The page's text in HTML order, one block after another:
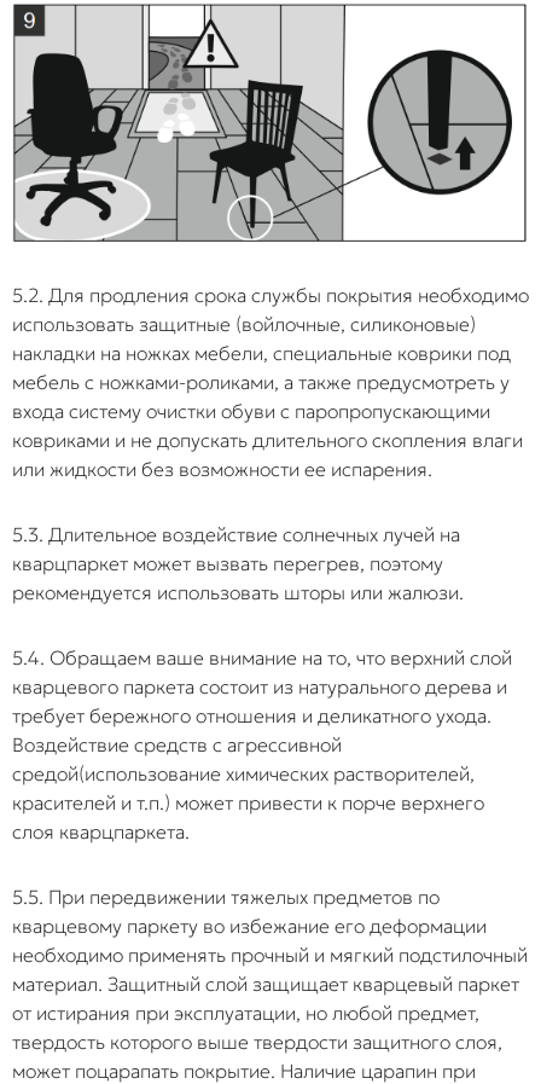
5.2. Для продления срока службы покрытия необходимо
использовать защитные (войлочные, силиконовые)
накладки на ножках мебели, специальные коврики под
мебель с ножками-роликами, а также предусмотреть у
входа систему очистки обуви с паропропускающими
ковриками и не допускать длительного скопления влаги
или жидкости без возможности ее испарения.
5.3. Длительное воздействие солнечных лучей на
кварцпаркет может вызвать перегрев, поэтому
рекомендуется использовать шторы или жалюзи.
5.4. Обращаем ваше внимание на то, что верхний слой
кварцевого паркета состоит из натурального дерева и
требует бережного отношения и деликатного ухода.
Воздействие средств с агрессивной
средой(использование химических растворителей,
красителей и т.п.) может привести к порче верхнего
слоя кварцпаркета.
5.5. При передвижении тяжелых предметов по
кварцевому паркету во избежание его деформации
необходимо применять прочный и мягкий подстилочный
материал. Защитный слой защищает кварцевый паркет
от истирания при эксплуатации, но любой предмет,
твердость которого выше твердости защитного слоя,
может поцарапать покрытие. Наличие царапин при